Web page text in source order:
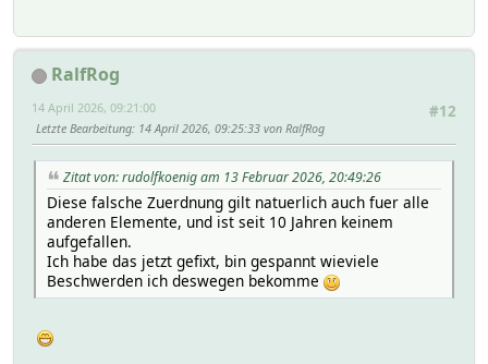
RalfRog
#12
14 April 2026, 09:21:00
Letzte Bearbeitung: 14 April 2026, 09:25:33 von RalfRog
Zitat von: rudolfkoenig am 13 Februar 2026, 20:49:26
Diese falsche Zuerdnung gilt natuerlich auch fuer alle
anderen Elemente, und ist seit 10 Jahren keinem
aufgefallen.
Ich habe das jetzt gefixt, bin gespannt wieviele
Beschwerden ich deswegen bekomme